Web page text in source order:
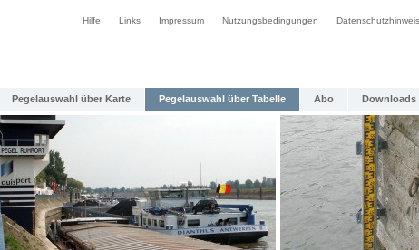
Hilfe Links Impressum Nutzungsbedingungen
Pegelauswahl über Karte Pegelauswahl über Tabelle Abo Downloads